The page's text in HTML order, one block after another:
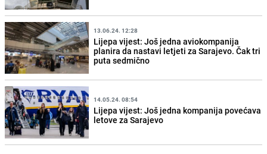
13.06.24. 12:28
Lijepa vijest: Još jedna aviokompanija
planira da nastavi letjeti za Sarajevo. Čak tri
puta sedmično
14.05.24. 08:54
Lijepa vijest: Još jedna kompanija povećava
letove za Sarajevo